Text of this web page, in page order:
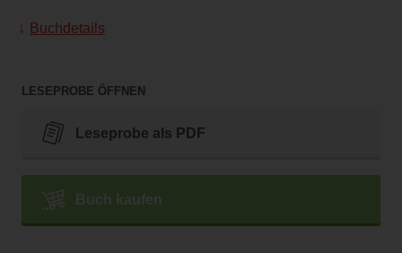
Buchdetails
LESEPROBE ÖFFNEN
Leseprobe als PDF
Buch kaufen